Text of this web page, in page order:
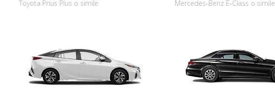
Toyota Prius Plus o simile Mercedes-Benz E-Class o simile